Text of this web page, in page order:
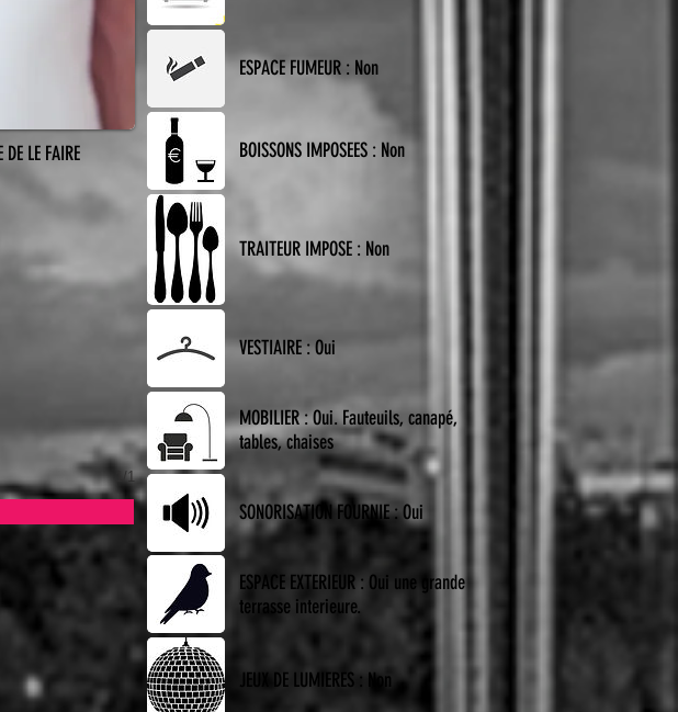
ESPACE FUMEUR : Non
BOISSONS IMPOSEES : Non
TRAITEUR IMPOSE : Non
VESTIAIRE : Oui
MOBILIER : Oui. Fauteuils, canapé,
tables, chaises
SONORISATION FOURNIE : Oui
ESPACE EXTERIEUR : Oui une grande
terrasse interieure.
JEUX DE LUMIERES : Non
DE LE FAIRE
1/1